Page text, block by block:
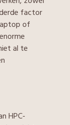
factor
of
al te
HPC-